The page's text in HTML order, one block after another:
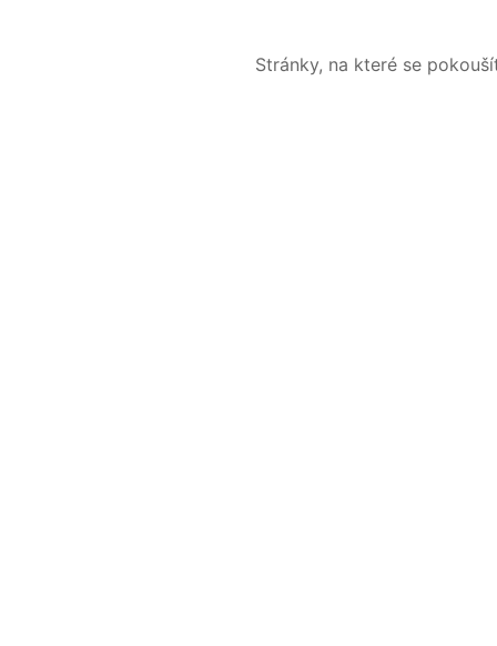
Stránky, na které se